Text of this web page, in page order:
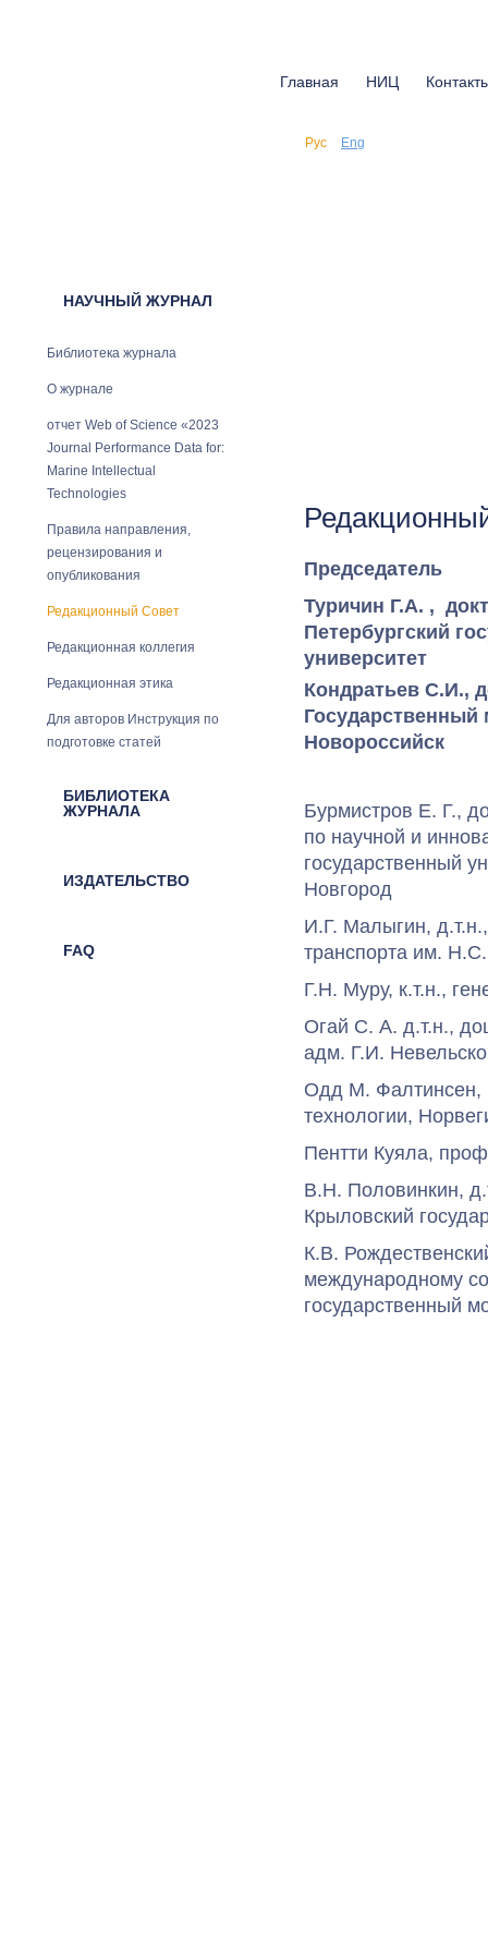
Рус Eng
Главная НИЦ
НАУЧНЫЙ ЖУРНАЛ
Библиотека журнала
О журнале
отчет Web of Science «2023
Journal Performance Data for:
Marine Intellectual
Technologies
Правила направления,
рецензирования и
опубликования
Редакционный Совет
Редакционная коллегия
Редакционная этика
Для авторов Инструкция по
подготовке статей
БИБЛИОТЕКА
ЖУРНАЛА
ИЗДАТЕЛЬСТВО
FAQ
Председатель
Туричин Г.А. ,
Петербургский
университет
Кондратьев С.И.,
Новороссийск
Бурмистров Е. Г.,
по научной и
государственный
Новгород
И.Г. Малыгин,
транспорта им.
Г.Н. Муру, к.т.н.,
Огай С. А. д.т.н.,
адм. Г.И.
Одд М. Фалтинсен,
технологии,
Пентти Куяла,
В.Н. Половинкин,
Крыловский
К.В.
международному
государственный